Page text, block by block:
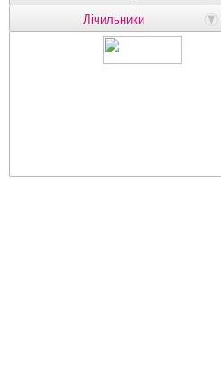
Лічильники